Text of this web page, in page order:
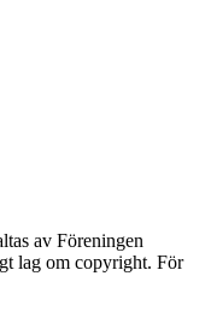
av Föreningen
lag om copyright. För